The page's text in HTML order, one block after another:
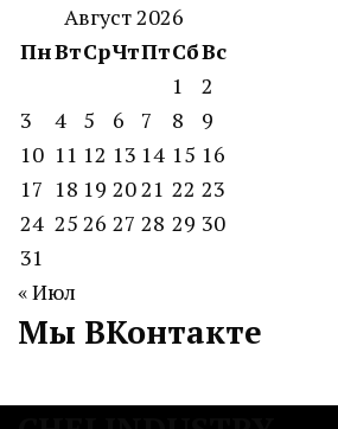
Август 2026
ПнВтСрЧтПтСбВс
1
2
3
4 5 6 7 8
9
10 11 12 13 14 15 16
17 18 19 2021 22 23
24 25 26 27 28 29 30
31
« Июл
Мы ВКонтакте